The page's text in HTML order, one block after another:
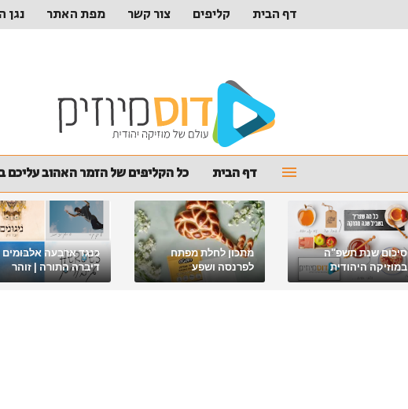
דף הבית קליפים צור קשר מפת האתר נגן
דף הבית כל הקליפים של הזמר האהוב עליכם
סיכום שנת תשפ"ה
במוזיקה היהודית
מתכון לחלת מפתח
לפרנסה ושפע
כנגד ארבעה אלבומים
דיברה התורה | זוהר
מלאכי